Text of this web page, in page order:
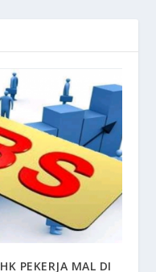
PEKERJA MAL DI